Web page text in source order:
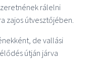
rálelni
zajos útvesztőjében.
de vallási
útján járva